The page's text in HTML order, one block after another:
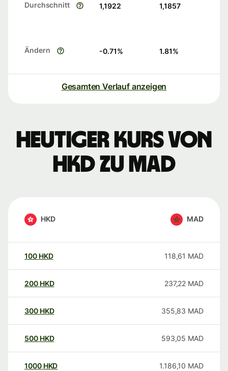
Durchschnitt 1,1922 1,1857
Ändern -0.71% 1.81%
Gesamten Verlauf anzeigen
Heutiger Kurs von
HKD zu MAD
HKD MAD
100 HKD 118,61 MAD
200 HKD 237,22 MAD
300 HKD 355,83 MAD
500 HKD 593,05 MAD
1000 HKD 1.186,10 MAD